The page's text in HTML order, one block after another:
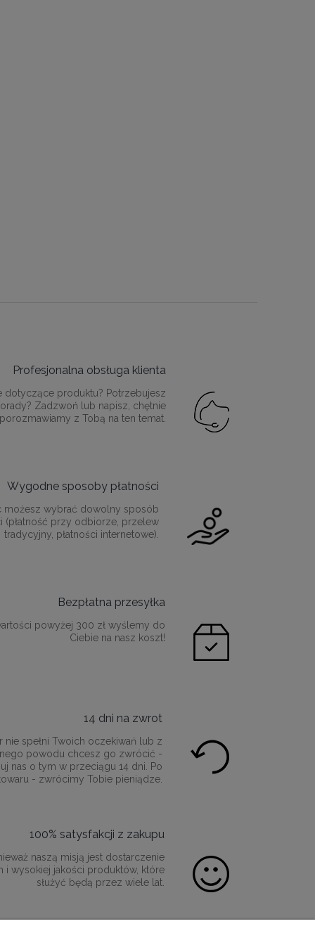
Profesjonalna obsługa klienta
dotyczące produktu? Potrzebujesz
Zadzwoń lub napisz, chętnie
z Tobą na ten temat.
Wygodne sposoby płatności
możesz wybrać dowolny sposób
(płatność przy odbiorze, przelew
tradycyjny, płatności internetowe).
Bezpłatna przesyłka
powyżej 300 zł wyślemy do
Ciebie na nasz koszt!
14 dni na zwrot
nie spełni Twoich oczekiwań lub z
powodu chcesz go zwrócić -
nas o tym w przeciągu 14 dni. Po
- zwrócimy Tobie pieniądze.
100% satysfakcji z zakupu
naszą misją jest dostarczenie
i wysokiej jakości produktów, które
służyć będą przez wiele lat.